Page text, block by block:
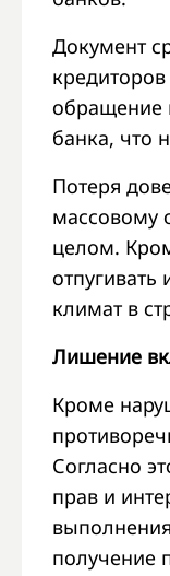
Документ
обращение
банка, что
Потеря
массовому
целом.
климат в
Лишение
Кроме
Согласно
прав и
получение